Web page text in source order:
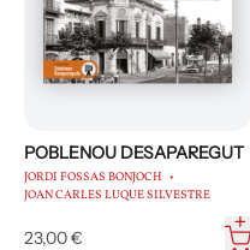
POBLENOU DESAPAREGUT
JORDI FOSSAS BONJOCH
JOAN CARLES LUQUE SILVESTRE
23,00 €